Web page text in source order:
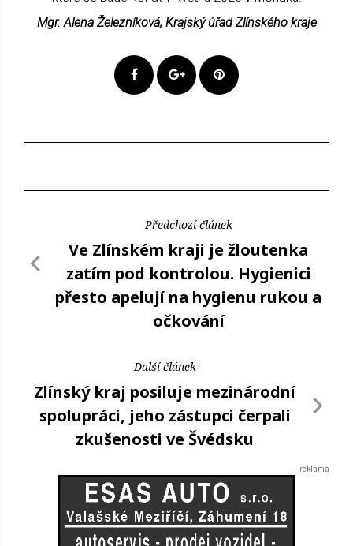
Mgr. Alena Železníková, Krajský úřad Zlínského kraje
Předchozí článek
Ve Zlínském kraji je žloutenka
zatím pod kontrolou. Hygienici
přesto apelují na hygienu rukou a
očkování
Další článek
Zlínský kraj posiluje mezinárodní
spolupráci, jeho zástupci čerpali
zkušenosti ve Švédsku